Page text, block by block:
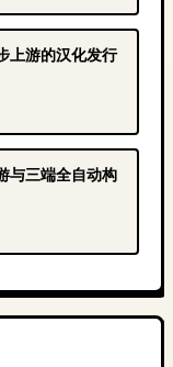
上游的汉化发行
与三端全自动构